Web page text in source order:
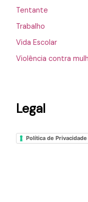
Tentante
Trabalho
Vida Escolar
Violência contra
Legal
Política de Privacidade